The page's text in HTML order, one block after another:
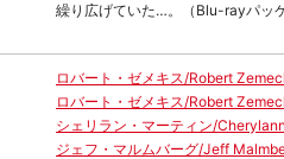
繰り広げていた…。（Blu-rayパッ
ロバート・ゼメキス/Robert
ロバート・ゼメキス/Robert
シェリラン・マーティン/
ジェフ・マルムバーグ/Jeff